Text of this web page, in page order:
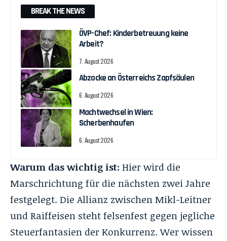
BREAK THE NEWS
ÖVP-Chef: Kinderbetreuung keine
Arbeit?
7. August 2026
Abzocke an Österreichs Zapfsäulen
6. August 2026
Machtwechsel in Wien:
Scherbenhaufen
6. August 2026
Warum das wichtig ist: Hier wird die
Marschrichtung für die nächsten zwei Jahre
festgelegt. Die Allianz zwischen Mikl-Leitner
und Raiffeisen steht felsenfest gegen jegliche
Steuerfantasien der Konkurrenz. Wer wissen